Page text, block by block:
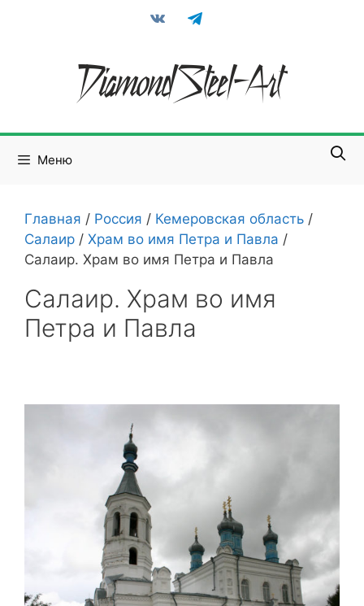
vkontaktetelegram
Меню
Главная / Россия / Кемеровская область /
Салаир / Храм во имя Петра и Павла /
Салаир. Храм во имя Петра и Павла
Салаир. Храм во имя
Петра и Павла